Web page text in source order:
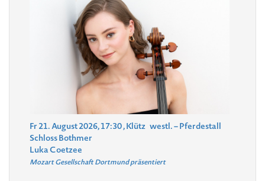
Fr 21. August 2026, 17:30, Klütz westl. – Pferdestall
Schloss Bothmer
Luka Coetzee
Mozart Gesellschaft Dortmund präsentiert